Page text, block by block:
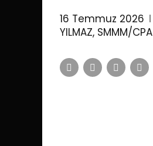
16 Temmuz 2026
YILMAZ, SMMM/CPA